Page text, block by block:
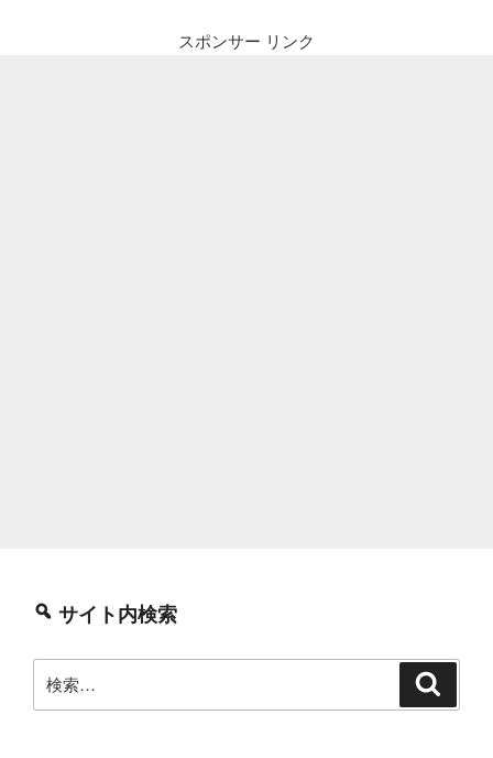
スポンサー リンク
サイト内検索
索: